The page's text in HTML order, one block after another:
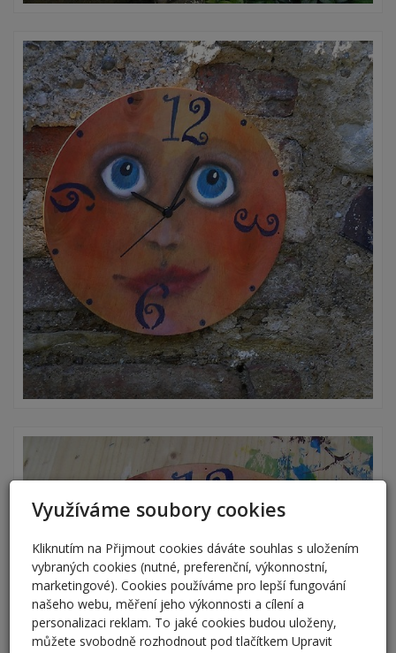
Využíváme soubory cookies
Kliknutím na Přijmout cookies dáváte souhlas s uložením
vybraných cookies (nutné, preferenční, výkonnostní,
marketingové). Cookies používáme pro lepší fungování
našeho webu, měření jeho výkonnosti a cílení a
personalizaci reklam. To jaké cookies budou uloženy,
můžete svobodně rozhodnout pod tlačítkem Upravit